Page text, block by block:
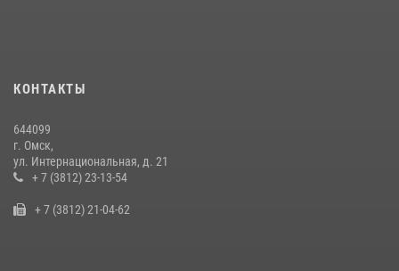
области
Росгвардия обеспечила безопасность уникального передвижного
музея «Поезд Победы» в Омске
КОНТАКТЫ
644099
г. Омск,
ул. Интернациональная, д. 21
+ 7 (3812) 23-13-54
+ 7 (3812) 21-04-62